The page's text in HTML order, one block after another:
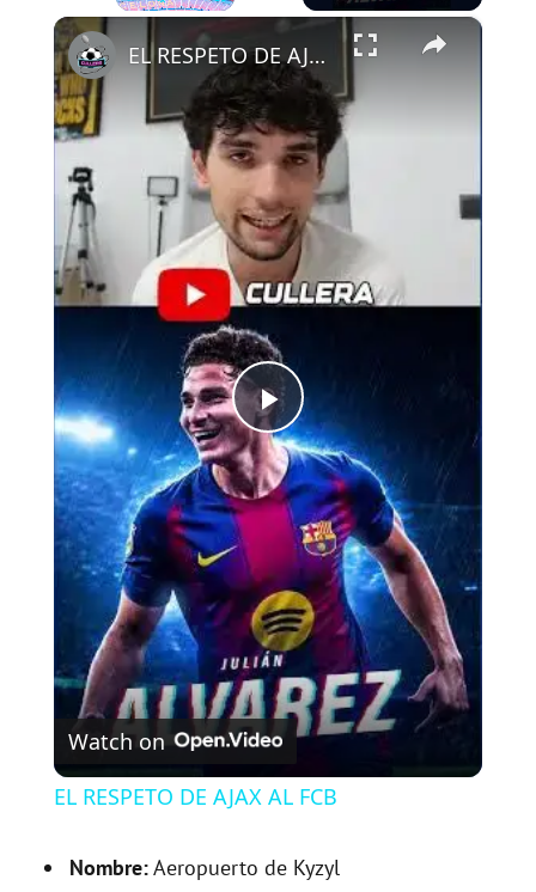
×
P
l
a
y
V
i
d
EL RESPETO DE AJAX AL FCB
Watch on
EL RESPETO DE AJAX AL FCB
Nombre:Aeropuerto de Kyzyl